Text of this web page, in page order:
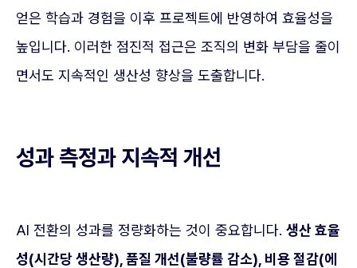
얻은 학습과 경험을 이후 프로젝트에 반영하여 효율성을
높입니다. 이러한 점진적 접근은 조직의 변화 부담을 줄이
면서도 지속적인 생산성 향상을 도출합니다.
성과 측정과 지속적 개선
AI 전환의 성과를 정량화하는 것이 중요합니다. 생산 효율
성(시간당 생산량), 품질 개선(불량률 감소), 비용 절감(에